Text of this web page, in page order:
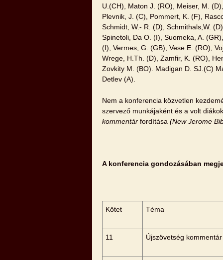
U.(CH), Maton J. (RO), Meiser, M.
Plevnik, J. (C), Pommert, K. (F),
Schmidt, W.- R. (D), Schmithals,W.
Spinetoli, Da O. (I), Suomeka, A.
(I), Vermes, G. (GB), Vese E. (RO),
Wrege, H.Th. (D), Zamfir, K. (RO),
Zovkity M. (BO). Madigan D. SJ.(C)
Detlev (A).
Nem a konferencia közvetlen
szervező munkájaként és a volt
kommentár fordítása (New Jerome
A konferencia gondozásában
Kötet Téma
11 Újszövetség kommentár